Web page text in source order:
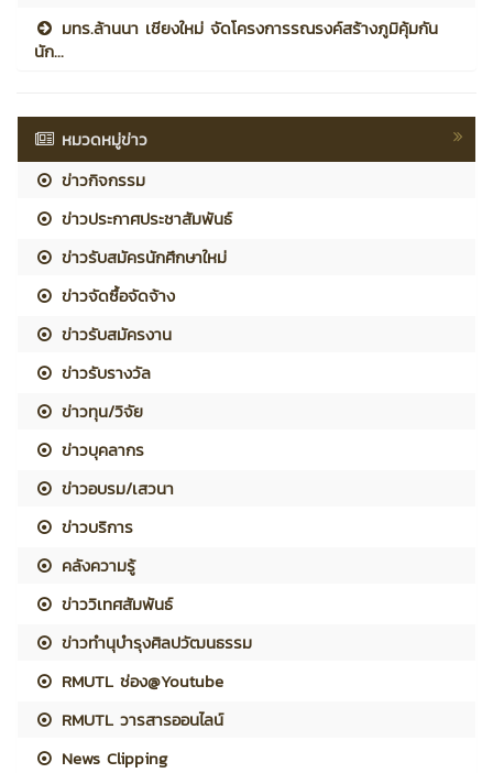
มทร.ล้านนา เชียงใหม่ จัดโครงการรณรงค์สร้างภูมิคุ้มกัน
นัก...
หมวดหมู่ข่าว
ข่าวกิจกรรม
ข่าวประกาศประชาสัมพันธ์
ข่าวรับสมัครนักศึกษาใหม่
ข่าวจัดซื้อจัดจ้าง
ข่าวรับสมัครงาน
ข่าวรับรางวัล
ข่าวทุน/วิจัย
ข่าวบุคลากร
ข่าวอบรม/เสวนา
ข่าวบริการ
คลังความรู้
ข่าววิเทศสัมพันธ์
ข่าวทำนุบำรุงศิลปวัฒนธรรม
RMUTL ช่อง@Youtube
RMUTL วารสารออนไลน์
News Clipping